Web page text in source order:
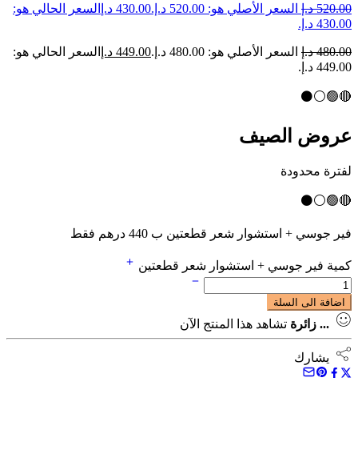
520.00 د.إ السعر الأصلي هو: 520.00 د.إ. 430.00 د.إ السعر الحالي هو:
430.00 د.إ.
480.00 د.إ السعر الأصلي هو: 480.00 د.إ. 449.00 د.إ السعر الحالي هو:
449.00 د.إ.
🔴🟢⚪⚫
عروض الصيف
لفترة محدودة
🔴🟢⚪⚫
فير جوسي + استشوار شعر قطعتين ب 440 درهم فقط
كمية فير جوسي + استشوار شعر قطعتين
اضافة الى السلة
... زائرة تشاهد هذا المنتج الآن
يشارك